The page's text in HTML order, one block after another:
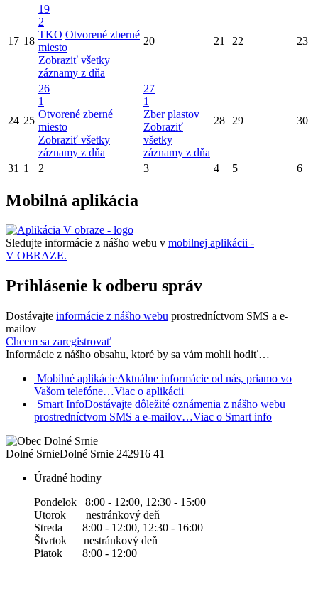
17 18
19
2
TKO Otvorené zberné
miesto
Zobraziť všetky
záznamy z dňa
20 21 22 23
24 25
26
1
Otvorené zberné
miesto
Zobraziť všetky
záznamy z dňa
27
1
Zber plastov
Zobraziť
všetky
záznamy z dňa
28 29 30
31 1 2 3 4 5 6
Mobilná aplikácia
Sledujte informácie z nášho webu v mobilnej aplikácii -
V OBRAZE.
Prihlásenie k odberu správ
Dostávajte informácie z nášho webu prostredníctvom SMS a e-
mailov
Chcem sa zaregistrovať
Informácie z nášho obsahu, ktoré by sa vám mohli hodiť…
Mobilné aplikácieAktuálne informácie od nás, priamo vo
Vašom telefóne…Viac o aplikácii
Smart InfoDostávajte dôležité oznámenia z nášho webu
prostredníctvom SMS a e-mailov…Viac o Smart info
Dolné SrnieDolné Srnie 242916 41
Úradné hodiny
Pondelok 8:00 - 12:00, 12:30 - 15:00
Utorok nestránkový deň
Streda 8:00 - 12:00, 12:30 - 16:00
Štvrtok nestránkový deň
Piatok 8:00 - 12:00